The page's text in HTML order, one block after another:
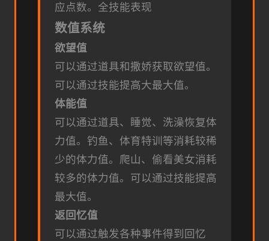
应点数。 全技能表现
数值系统
欲望值
可以通过道具和撒娇获取欲望值。
可以通过技能提高大最大值。
体能值
可以通过道具、睡觉、洗澡恢复体
力值。 钓鱼、体育特训等消耗较稀
少的体力值。 爬山、偷看美女消耗
较多的体力值。 可以通过技能提高
最大值。
返回忆值
可以通过触发各种事件得到回忆